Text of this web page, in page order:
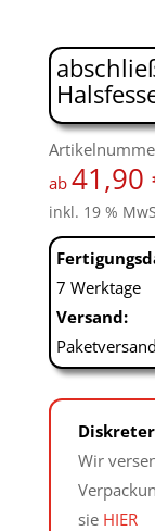
ab 41,90
inkl. 19 %
7 Werktage
Versand:
Wir
sie HIER